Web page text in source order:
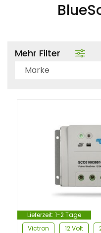
Marke
Mehr Filter
Lieferzeit: 1-2 Tage
Victron
12 Volt